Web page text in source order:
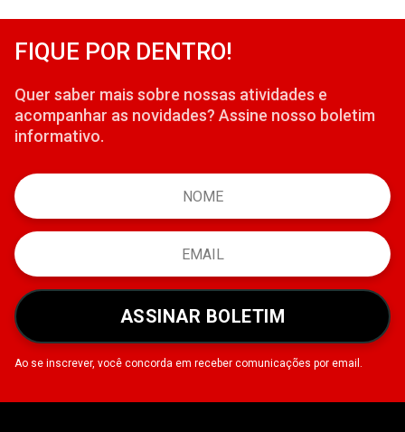
FIQUE POR DENTRO!
Quer saber mais sobre nossas atividades e
acompanhar as novidades? Assine nosso boletim
informativo.
ASSINAR BOLETIM
Ao se inscrever, você concorda em receber comunicações por email.